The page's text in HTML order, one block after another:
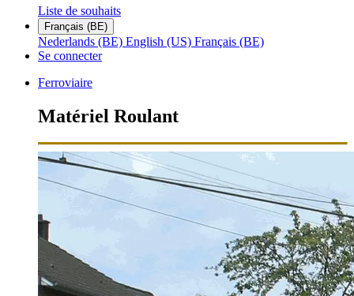
Liste de souhaits
Français (BE)
Nederlands (BE) English (US) Français (BE)
Se connecter
Ferroviaire
Matériel Roulant